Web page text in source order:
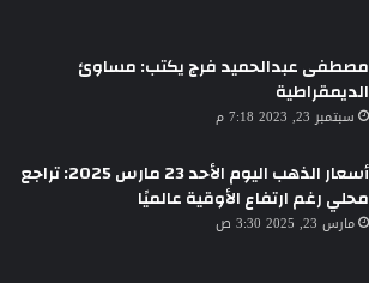
مصطفى عبدالحميد فرج يكتب: مساوئ
الديمقراطية
سبتمبر 23, 2023 7:18 م
أسعار الذهب اليوم الأحد 23 مارس 2025: تراجع
محلي رغم ارتفاع الأوقية عالميًا
مارس 23, 2025 3:30 ص